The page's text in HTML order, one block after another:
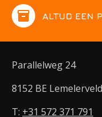
inventory ALTIJD EEN
Parallelweg 24
8152 BE Lemelerveld
T: +31 572 371 791